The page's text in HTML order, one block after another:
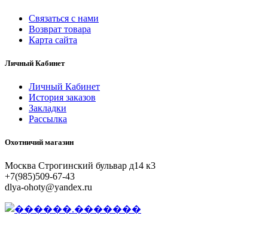
Связаться с нами
Возврат товара
Карта сайта
Личный Кабинет
Личный Кабинет
История заказов
Закладки
Рассылка
Охотничий магазин
Москва Строгинский бульвар д14 к3
+7(985)509-67-43
dlya-ohoty@yandex.ru